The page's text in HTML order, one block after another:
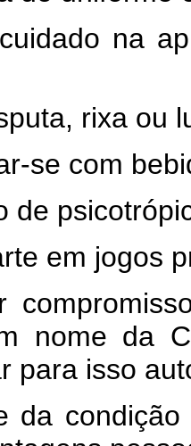
na
rixa ou
se com
de
em jogos
nome da
para isso
da